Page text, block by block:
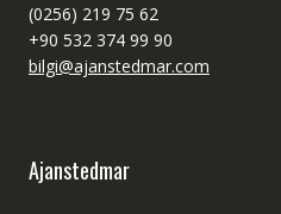
(0256) 219 75 62
+90 532 374 99 90
bilgi@ajanstedmar.com
Ajanstedmar